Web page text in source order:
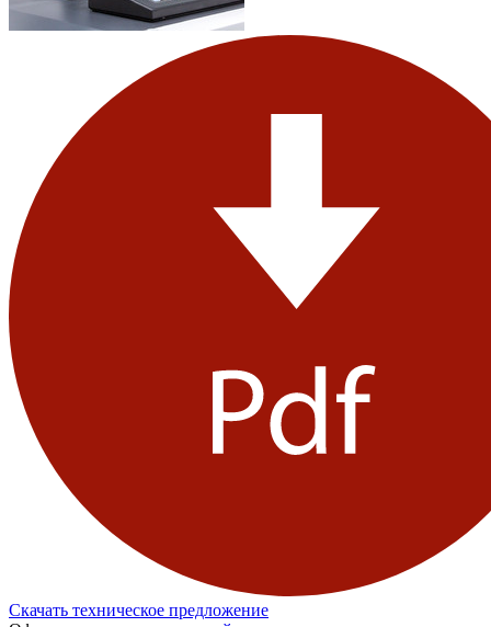
Скачать техническое предложение